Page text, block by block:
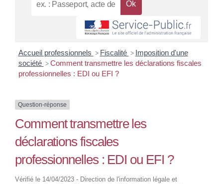
Accueil professionnels > Fiscalité > Imposition d'une
société > Comment transmettre les déclarations fiscales
professionnelles : EDI ou EFI ?
Question-réponse
Comment transmettre les
déclarations fiscales
professionnelles : EDI ou EFI ?
Vérifié le 14/04/2023 - Direction de l'information légale et